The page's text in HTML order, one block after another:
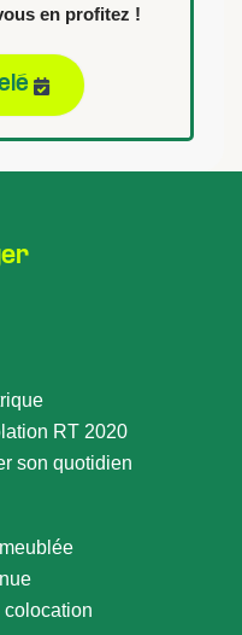
en profitez !
RT 2020
son quotidien